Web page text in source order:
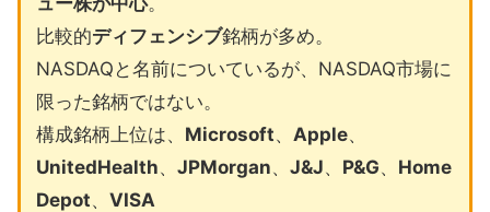
比較的ディフェンシブ銘柄が多め。
NASDAQと名前についているが、NASDAQ市場に
限った銘柄ではない。
構成銘柄上位は、 Microsoft、 Apple、
UnitedHealth、 JPMorgan、 J&J、 P&G、 Home
Depot、 VISA